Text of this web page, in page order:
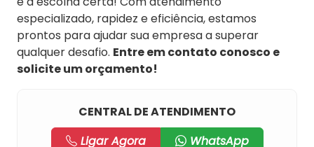
especializado, rapidez e eficiência, estamos
prontos para ajudar sua empresa a superar
qualquer desafio. Entre em contato conosco e
solicite um orçamento!
CENTRAL DE ATENDIMENTO
Ligar Agora
WhatsApp